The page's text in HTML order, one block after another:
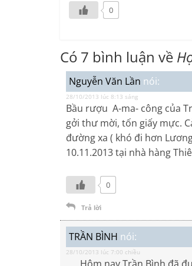
0
Có 7 bình luận về
Nguyễn Văn Lần nói:
28/10/2013 lúc 8:13 sáng
Bầu rượu A-ma- công của
gởi thư mời, tốn giấy mực.
đường xa ( khó đi hơn
10.11.2013 tại nhà hàng
0
Trả lời
TRẦN BÌNH nói:
28/10/2013 lúc 7:00 chiều